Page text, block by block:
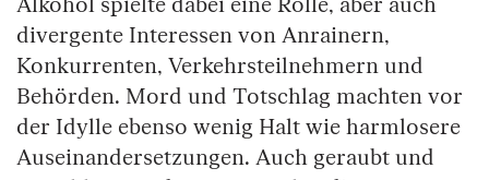
Alkohol spielte dabei eine Rolle, aber auch
divergente Interessen von Anrainern,
Konkurrenten, Verkehrsteilnehmern und
Behörden. Mord und Totschlag machten vor
der Idylle ebenso wenig Halt wie harmlosere
Auseinandersetzungen. Auch geraubt und